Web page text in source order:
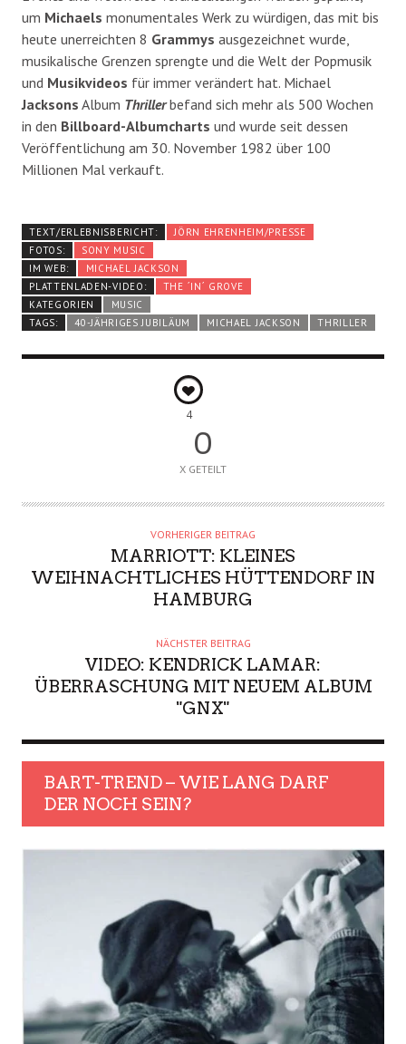
um Michaels monumentales Werk zu würdigen, das mit bis
heute unerreichten 8 Grammys ausgezeichnet wurde,
musikalische Grenzen sprengte und die Welt der Popmusik
und Musikvideos für immer verändert hat. Michael
Jacksons Album Thrillerbefand sich mehr als 500 Wochen
in den Billboard-Albumcharts und wurde seit dessen
Veröffentlichung am 30. November 1982 über 100
Millionen Mal verkauft.
TEXT/ERLEBNISBERICHT:
JÖRN EHRENHEIM/PRESSE
FOTOS:
SONY MUSIC
IM WEB:
MICHAEL JACKSON
PLATTENLADEN-VIDEO:
THE ´IN´ GROVE
KATEGORIEN
MUSIC
TAGS:
40-JÄHRIGES JUBILÄUM MICHAEL JACKSON THRILLER
4
0
X GETEILT
VORHERIGER BEITRAG
MARRIOTT: KLEINES
WEIHNACHTLICHES HÜTTENDORF IN
HAMBURG
NÄCHSTER BEITRAG
VIDEO: KENDRICK LAMAR:
ÜBERRASCHUNG MIT NEUEM ALBUM
"GNX"
BART-TREND – WIE LANG DARF
DER NOCH SEIN?